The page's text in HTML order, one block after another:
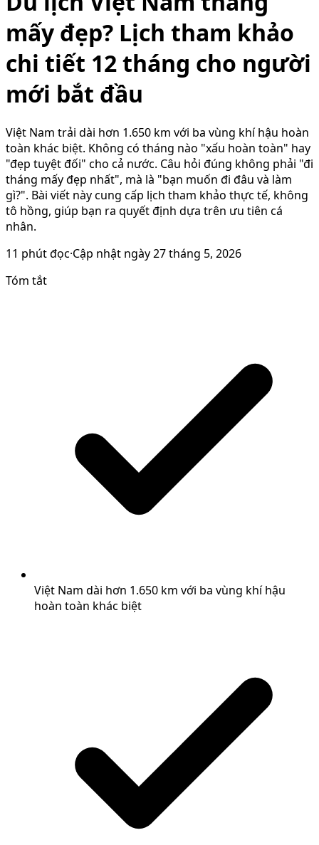
mấy đẹp? Lịch tham khảo
chi tiết 12 tháng cho người
mới bắt đầu
Việt Nam trải dài hơn 1.650 km với ba vùng khí hậu hoàn
toàn khác biệt. Không có tháng nào "xấu hoàn toàn" hay
"đẹp tuyệt đối" cho cả nước. Câu hỏi đúng không phải "đi
tháng mấy đẹp nhất", mà là "bạn muốn đi đâu và làm
gì?". Bài viết này cung cấp lịch tham khảo thực tế, không
tô hồng, giúp bạn ra quyết định dựa trên ưu tiên cá
nhân.
11 phút đọc·Cập nhật ngày27 tháng 5, 2026
Tóm tắt
Việt Nam dài hơn 1.650 km với ba vùng khí hậu
hoàn toàn khác biệt